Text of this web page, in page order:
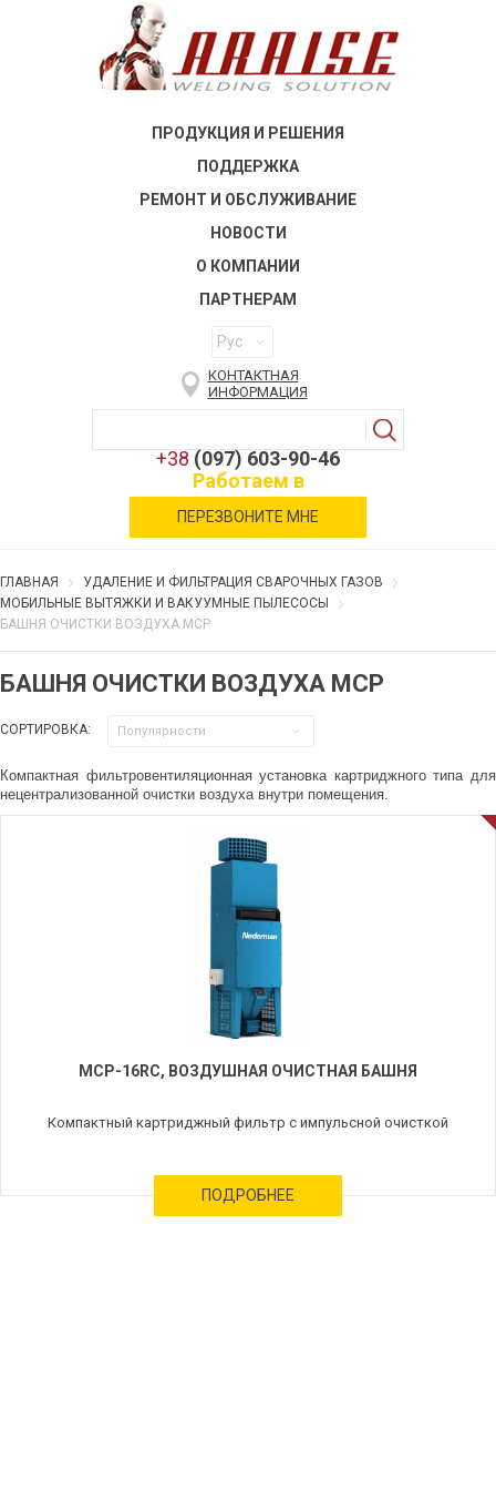
ПРОДУКЦИЯ И РЕШЕНИЯ
ПОДДЕРЖКА
РЕМОНТ И ОБСЛУЖИВАНИЕ
НОВОСТИ
О КОМПАНИИ
ПАРТНЕРАМ
Рус
КОНТАКТНАЯ
ИНФОРМАЦИЯ
+38 (097) 603-90-46
Работаем в
военное время
ПЕРЕЗВОНИТЕ МНЕ
ГЛАВНАЯ
УДАЛЕНИЕ И ФИЛЬТРАЦИЯ СВАРОЧНЫХ ГАЗОВ
МОБИЛЬНЫЕ ВЫТЯЖКИ И ВАКУУМНЫЕ ПЫЛЕСОСЫ
БАШНЯ ОЧИСТКИ ВОЗДУХА MCP
БАШНЯ ОЧИСТКИ ВОЗДУХА MCP
СОРТИРОВКА: Популярности
Компактная фильтровентиляционная установка картриджного типа для
нецентрализованной очистки воздуха внутри помещения.
MCP-16RC, ВОЗДУШНАЯ ОЧИСТНАЯ БАШНЯ
Компактный картриджный фильтр с импульсной очисткой
ПОДРОБНЕЕ